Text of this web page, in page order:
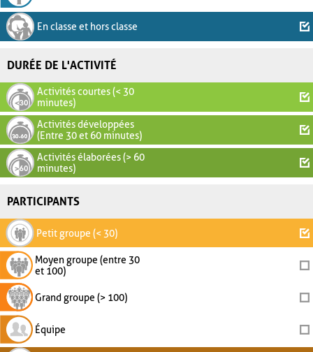
En classe et hors classe
DURÉE DE L'ACTIVITÉ
Activités courtes (< 30
minutes)
Activités développées
(Entre 30 et 60 minutes)
Activités élaborées (> 60
minutes)
PARTICIPANTS
Petit groupe (< 30)
Moyen groupe (entre 30
et 100)
Grand groupe (> 100)
Équipe